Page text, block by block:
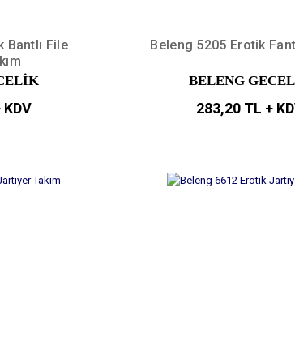
Bantlı File
Beleng 5205 Erotik
BELENG
283,20 TL +